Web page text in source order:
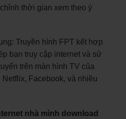
thời gian xem theo ý
Truyền hình FPT kết hợp
bạn truy cập internet và sử
trên màn hình TV của
Facebook, và nhiều
nhà mình download